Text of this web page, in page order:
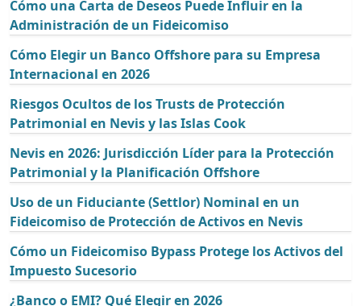
Cómo una Carta de Deseos Puede Influir en la
Administración de un Fideicomiso
Cómo Elegir un Banco Offshore para su Empresa
Internacional en 2026
Riesgos Ocultos de los Trusts de Protección
Patrimonial en Nevis y las Islas Cook
Nevis en 2026: Jurisdicción Líder para la Protección
Patrimonial y la Planificación Offshore
Uso de un Fiduciante (Settlor) Nominal en un
Fideicomiso de Protección de Activos en Nevis
Cómo un Fideicomiso Bypass Protege los Activos del
Impuesto Sucesorio
¿Banco o EMI? Qué Elegir en 2026